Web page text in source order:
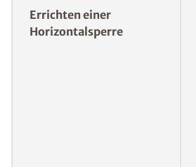
In Abhängigkeit von der konkreten
Feuchtigkeitsursache bestehen
Möglichkeiten, um einen
Wohnraum nachträglich
weiteres Eindringen von